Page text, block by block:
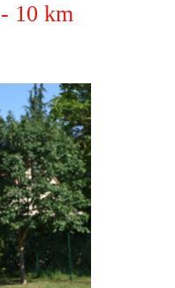
10 km